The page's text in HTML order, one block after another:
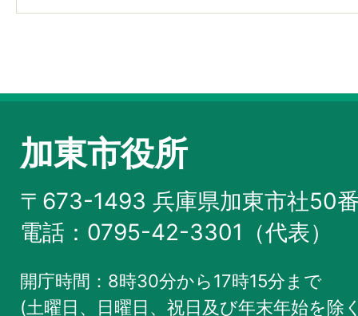
加東市役所
〒673-1493 兵庫県加東市社50
電話：0795-42-3301（代表）
開庁時間：8時30分から17時15分まで
(土曜日、日曜日、祝日及び年末年始を除